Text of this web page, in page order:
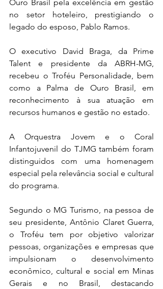
Ouro Brasil pela excelência em gestão
no setor hoteleiro, prestigiando o
legado do esposo, Pablo Ramos.
O executivo David Braga, da Prime
Talent e presidente da ABRH-MG,
recebeu o Troféu Personalidade, bem
como a Palma de Ouro Brasil, em
reconhecimento à sua atuação em
recursos humanos e gestão no estado.
A Orquestra Jovem e o Coral
Infantojuvenil do TJMG também foram
distinguidos com uma homenagem
especial pela relevância social e cultural
do programa.
Segundo o MG Turismo, na pessoa de
seu presidente, Antônio Claret Guerra,
o Troféu tem por objetivo valorizar
pessoas, organizações e empresas que
impulsionam o desenvolvimento
econômico, cultural e social em Minas
Gerais e no Brasil, destacando